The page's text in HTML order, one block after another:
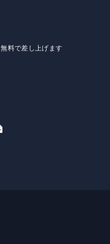
料で差し上げます